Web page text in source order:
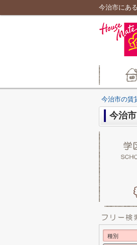
今治市にあ
今治市の賃
今治
種別